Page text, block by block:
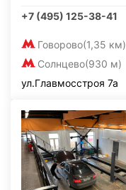
+7 (495) 125-38-41
Говорово(1,35 км)
Солнцево(930 м)
ул.Главмосстроя 7а